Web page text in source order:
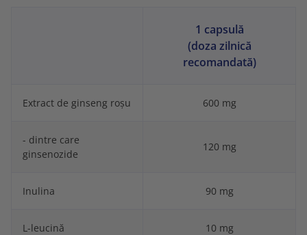
1 capsulă
(doza zilnică
recomandată)
Extract de ginseng roșu 600 mg
- dintre care
ginsenozide
120 mg
Inulina 90 mg
L-leucină 10 mg